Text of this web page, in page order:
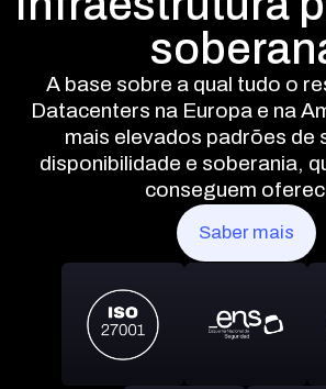
A base sobre a qual tudo o
Datacenters na Europa e na
mais elevados padrões de
disponibilidade e soberania,
conseguem
Saber mais